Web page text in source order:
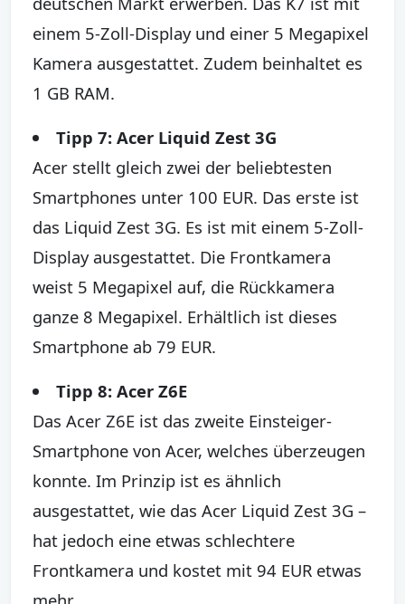
einem 5-Zoll-Display und einer 5 Megapixel
Kamera ausgestattet. Zudem beinhaltet es
1 GB RAM.
Tipp 7: Acer Liquid Zest 3G
Acer stellt gleich zwei der beliebtesten
Smartphones unter 100 EUR. Das erste ist
das Liquid Zest 3G. Es ist mit einem 5-Zoll-
Display ausgestattet. Die Frontkamera
weist 5 Megapixel auf, die Rückkamera
ganze 8 Megapixel. Erhältlich ist dieses
Smartphone ab 79 EUR.
Tipp 8: Acer Z6E
Das Acer Z6E ist das zweite Einsteiger-
Smartphone von Acer, welches überzeugen
konnte. Im Prinzip ist es ähnlich
ausgestattet, wie das Acer Liquid Zest 3G –
hat jedoch eine etwas schlechtere
Frontkamera und kostet mit 94 EUR etwas
mehr.